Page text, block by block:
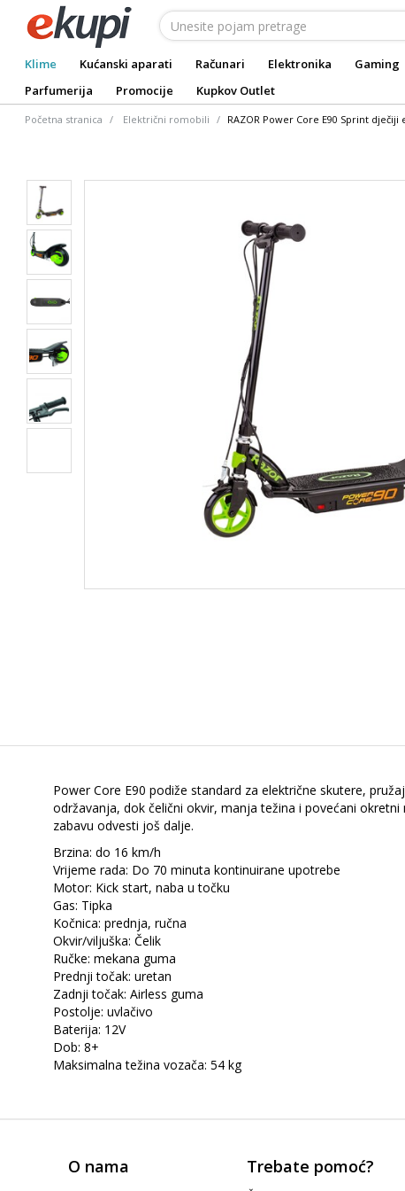
Klime Kućanski aparati Računari Elektronika Gaming
Parfumerija
Promocije Kupkov Outlet
Početna stranica Električni romobili RAZOR Power Core E90 Sprint
Power Core E90 podiže standard za električne skutere,
održavanja, dok čelični okvir, manja težina i povećani
zabavu odvesti još dalje.
Brzina: do 16 km/h
Vrijeme rada: Do 70 minuta kontinuirane upotrebe
Motor: Kick start, naba u točku
Gas: Tipka
Kočnica: prednja, ručna
Okvir/viljuška: Čelik
Ručke: mekana guma
Prednji točak: uretan
Zadnji točak: Airless guma
Postolje: uvlačivo
Baterija: 12V
Dob: 8+
Maksimalna težina vozača: 54 kg
O nama Trebate pomoć?